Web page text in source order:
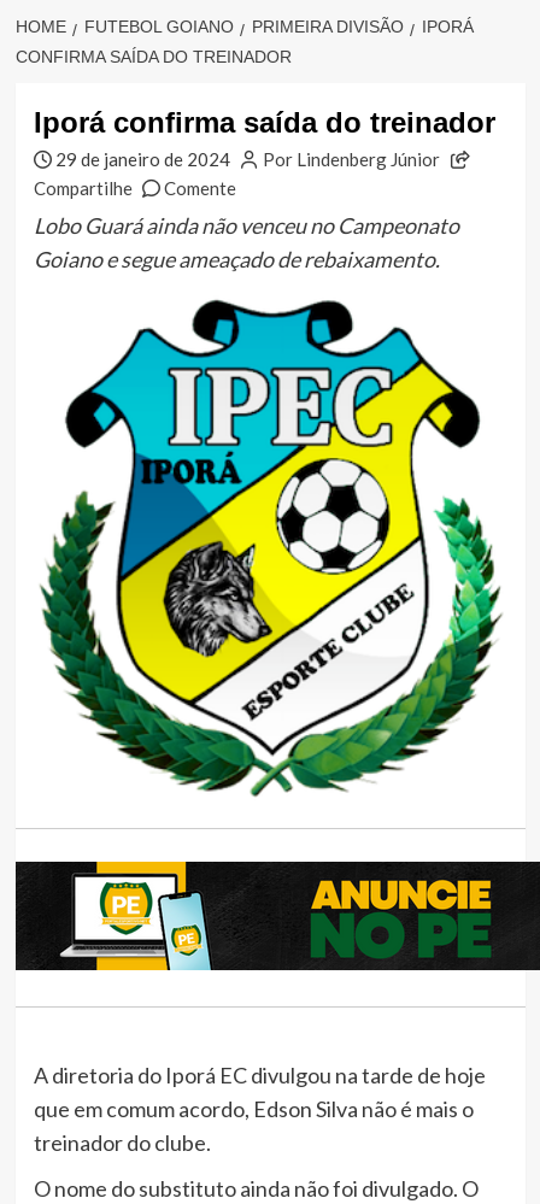
HOME FUTEBOL GOIANO PRIMEIRA DIVISÃO
IPORÁ
CONFIRMA SAÍDA DO TREINADOR
Iporá confirma saída do treinador
29 de janeiro de 2024
Por Lindenberg Júnior
Compartilhe
Comente
Lobo Guará ainda não venceu no Campeonato
Goiano e segue ameaçado de rebaixamento.
A diretoria do Iporá EC divulgou na tarde de hoje
que em comum acordo, Edson Silva não é mais o
treinador do clube.
O nome do substituto ainda não foi divulgado. O